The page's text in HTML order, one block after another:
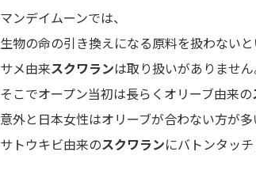
マンデイムーンでは、
生物の命の引き換えになる原料を扱わない
サメ由来スクワランは取り扱いがありません
そこでオープン当初は長らくオリーブ由来の
意外と日本女性はオリーブが合わない方が
サトウキビ由来のスクワランにバトンタッチ